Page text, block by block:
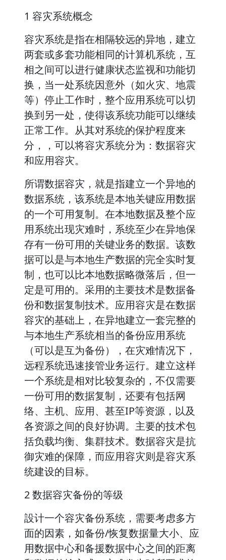
1 容灾系统概念
容灾系统是指在相隔较远的异地，建立
两套或多套功能相同的计算机系统，互
相之间可以进行健康状态监视和功能切
换，当一处系统因意外（如火灾、地震
等）停止工作时，整个应用系统可以切
换到另一处，使得该系统功能可以继续
正常工作。从其对系统的保护程度来
分，，可以将容灾系统分为：数据容灾
和应用容灾。
所谓数据容灾，就是指建立一个异地的
数据系统，该系统是本地关键应用数据
的一个可用复制。在本地数据及整个应
用系统出现灾难时，系统至少在异地保
存有一份可用的关键业务的数据。该数
据可以是与本地生产数据的完全实时复
制，也可以比本地数据略微落后，但一
定是可用的。采用的主要技术是数据备
份和数据复制技术。应用容灾是在数据
容灾的基础上，在异地建立一套完整的
与本地生产系统相当的备份应用系统
（可以是互为备份），在灾难情况下，
远程系统迅速接管业务运行。建立这样
一个系统是相对比较复杂的，不仅需要
一份可用的数据复制，还要有包括网
络、主机、应用、甚至IP等资源，以及
各资源之间的良好协调。主要的技术包
括负载均衡、集群技术。数据容灾是抗
御灾难的保障，而应用容灾则是容灾系
统建设的目标。
2 数据容灾备份的等级
設计一个容灾备份系统，需要考虑多方
面的因素，如备份/恢复数据量大小、应
用数据中心和备援数据中心之间的距离